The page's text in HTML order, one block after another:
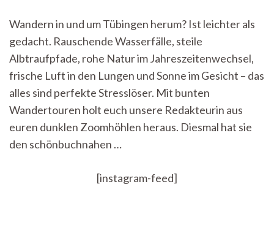
Wanderschuhe
ein:
Der
Schönbuch
ruft
Wandern in und um Tübingen herum? Ist leichter als
gedacht. Rauschende Wasserfälle, steile
Albtraufpfade, rohe Natur im Jahreszeitenwechsel,
frische Luft in den Lungen und Sonne im Gesicht – das
alles sind perfekte Stresslöser. Mit bunten
Wandertouren holt euch unsere Redakteurin aus
euren dunklen Zoomhöhlen heraus. Diesmal hat sie
den schönbuchnahen …
[instagram-feed]